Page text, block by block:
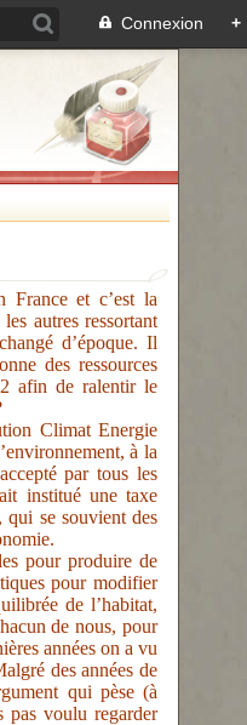
Connexion +
et c’est la
autres ressortant
d’époque. Il
des ressources
afin de ralentir le
Climat Energie
à la
par tous les
institué une taxe
se souvient des
pour produire de
pour modifier
de l’habitat,
de nous, pour
années on a vu
des années de
qui pèse (à
pas voulu regarder